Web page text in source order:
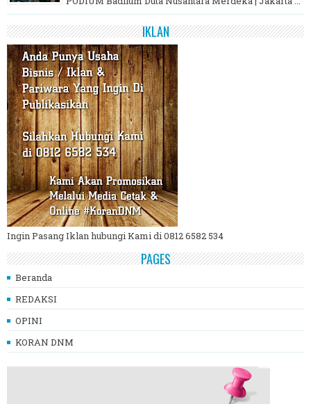
IKLAN
Ingin Pasang Iklan hubungi Kami di 0812 6582 534
PAGES
Beranda
REDAKSI
OPINI
KORAN DNM